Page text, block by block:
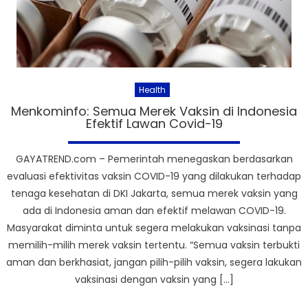
Health
Menkominfo: Semua Merek Vaksin di Indonesia
Efektif Lawan Covid-19
GAYATREND.com – Pemerintah menegaskan berdasarkan
evaluasi efektivitas vaksin COVID-19 yang dilakukan terhadap
tenaga kesehatan di DKI Jakarta, semua merek vaksin yang
ada di Indonesia aman dan efektif melawan COVID-19.
Masyarakat diminta untuk segera melakukan vaksinasi tanpa
memilih-milih merek vaksin tertentu. “Semua vaksin terbukti
aman dan berkhasiat, jangan pilih-pilih vaksin, segera lakukan
vaksinasi dengan vaksin yang […]